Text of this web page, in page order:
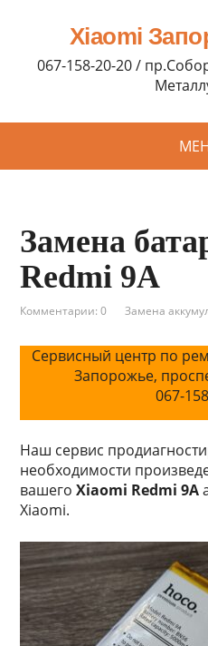
Xiaomi
067-158-20-20 /
Замена
Redmi 9A
Комментарии: 0 Замена
Сервисный центр по
Запорожье,
067-
Наш сервис
необходимости
вашегоXiaomi Redmi 9A
Xiaomi.